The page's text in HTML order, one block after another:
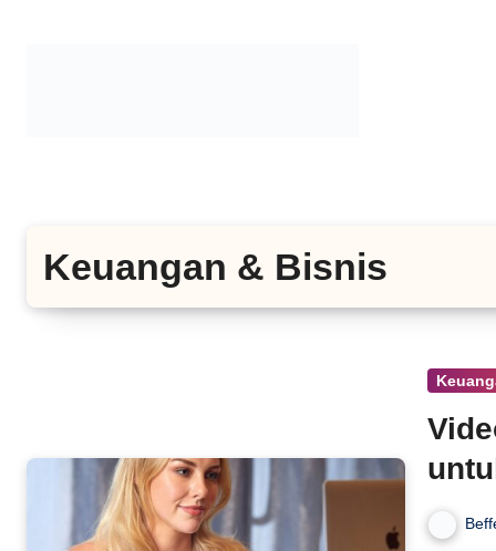
Keuangan & Bisnis